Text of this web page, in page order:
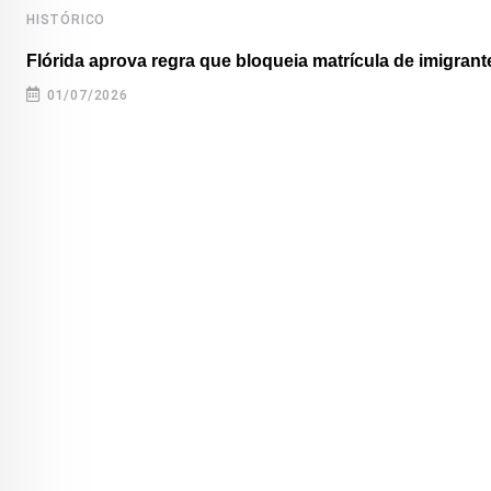
HISTÓRICO
Flórida aprova regra que bloqueia matrícula de
01/07/2026